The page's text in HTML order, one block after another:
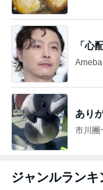
「心
あり
市川團
ジャンルランキ